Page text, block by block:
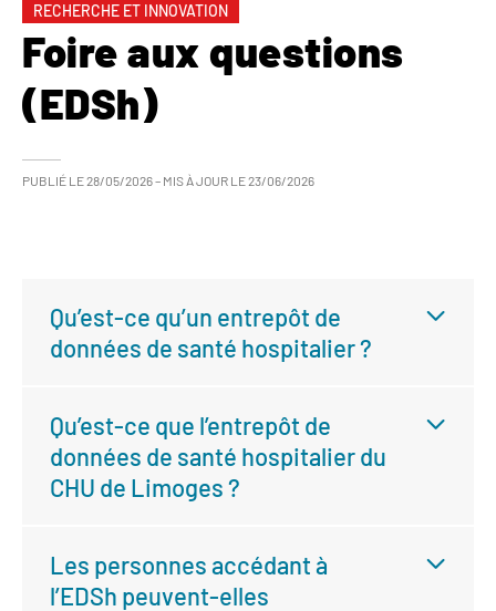
RECHERCHE ET INNOVATION
Foire aux questions
(EDSh)
PUBLIÉ LE28/05/2026– MIS À JOUR LE23/06/2026
Qu’est-ce qu’un entrepôt de
données de santé hospitalier ?
Qu’est-ce que l’entrepôt de
données de santé hospitalier du
CHU de Limoges ?
Les personnes accédant à
l’EDSh peuvent-elles